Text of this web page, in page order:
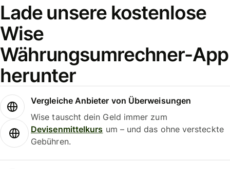
Lade unsere kostenlose
Wise
Währungsumrechner-App
herunter
Vergleiche Anbieter von Überweisungen
Wise tauscht dein Geld immer zum
Devisenmittelkurs um – und das ohne versteckte
Gebühren.